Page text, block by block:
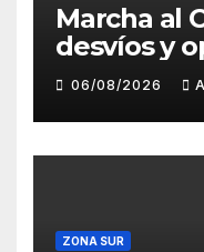
Marcha al
desvíos y
seguridad
contra la
de Tierras
06/08/2026
ZONA SUR